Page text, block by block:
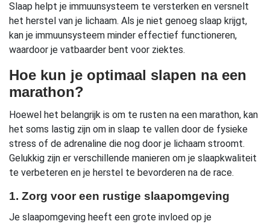
Slaap helpt je immuunsysteem te versterken en versnelt
het herstel van je lichaam. Als je niet genoeg slaap krijgt,
kan je immuunsysteem minder effectief functioneren,
waardoor je vatbaarder bent voor ziektes.
Hoe kun je optimaal slapen na een
marathon?
Hoewel het belangrijk is om te rusten na een marathon, kan
het soms lastig zijn om in slaap te vallen door de fysieke
stress of de adrenaline die nog door je lichaam stroomt.
Gelukkig zijn er verschillende manieren om je slaapkwaliteit
te verbeteren en je herstel te bevorderen na de race.
1. Zorg voor een rustige slaapomgeving
Je slaapomgeving heeft een grote invloed op je